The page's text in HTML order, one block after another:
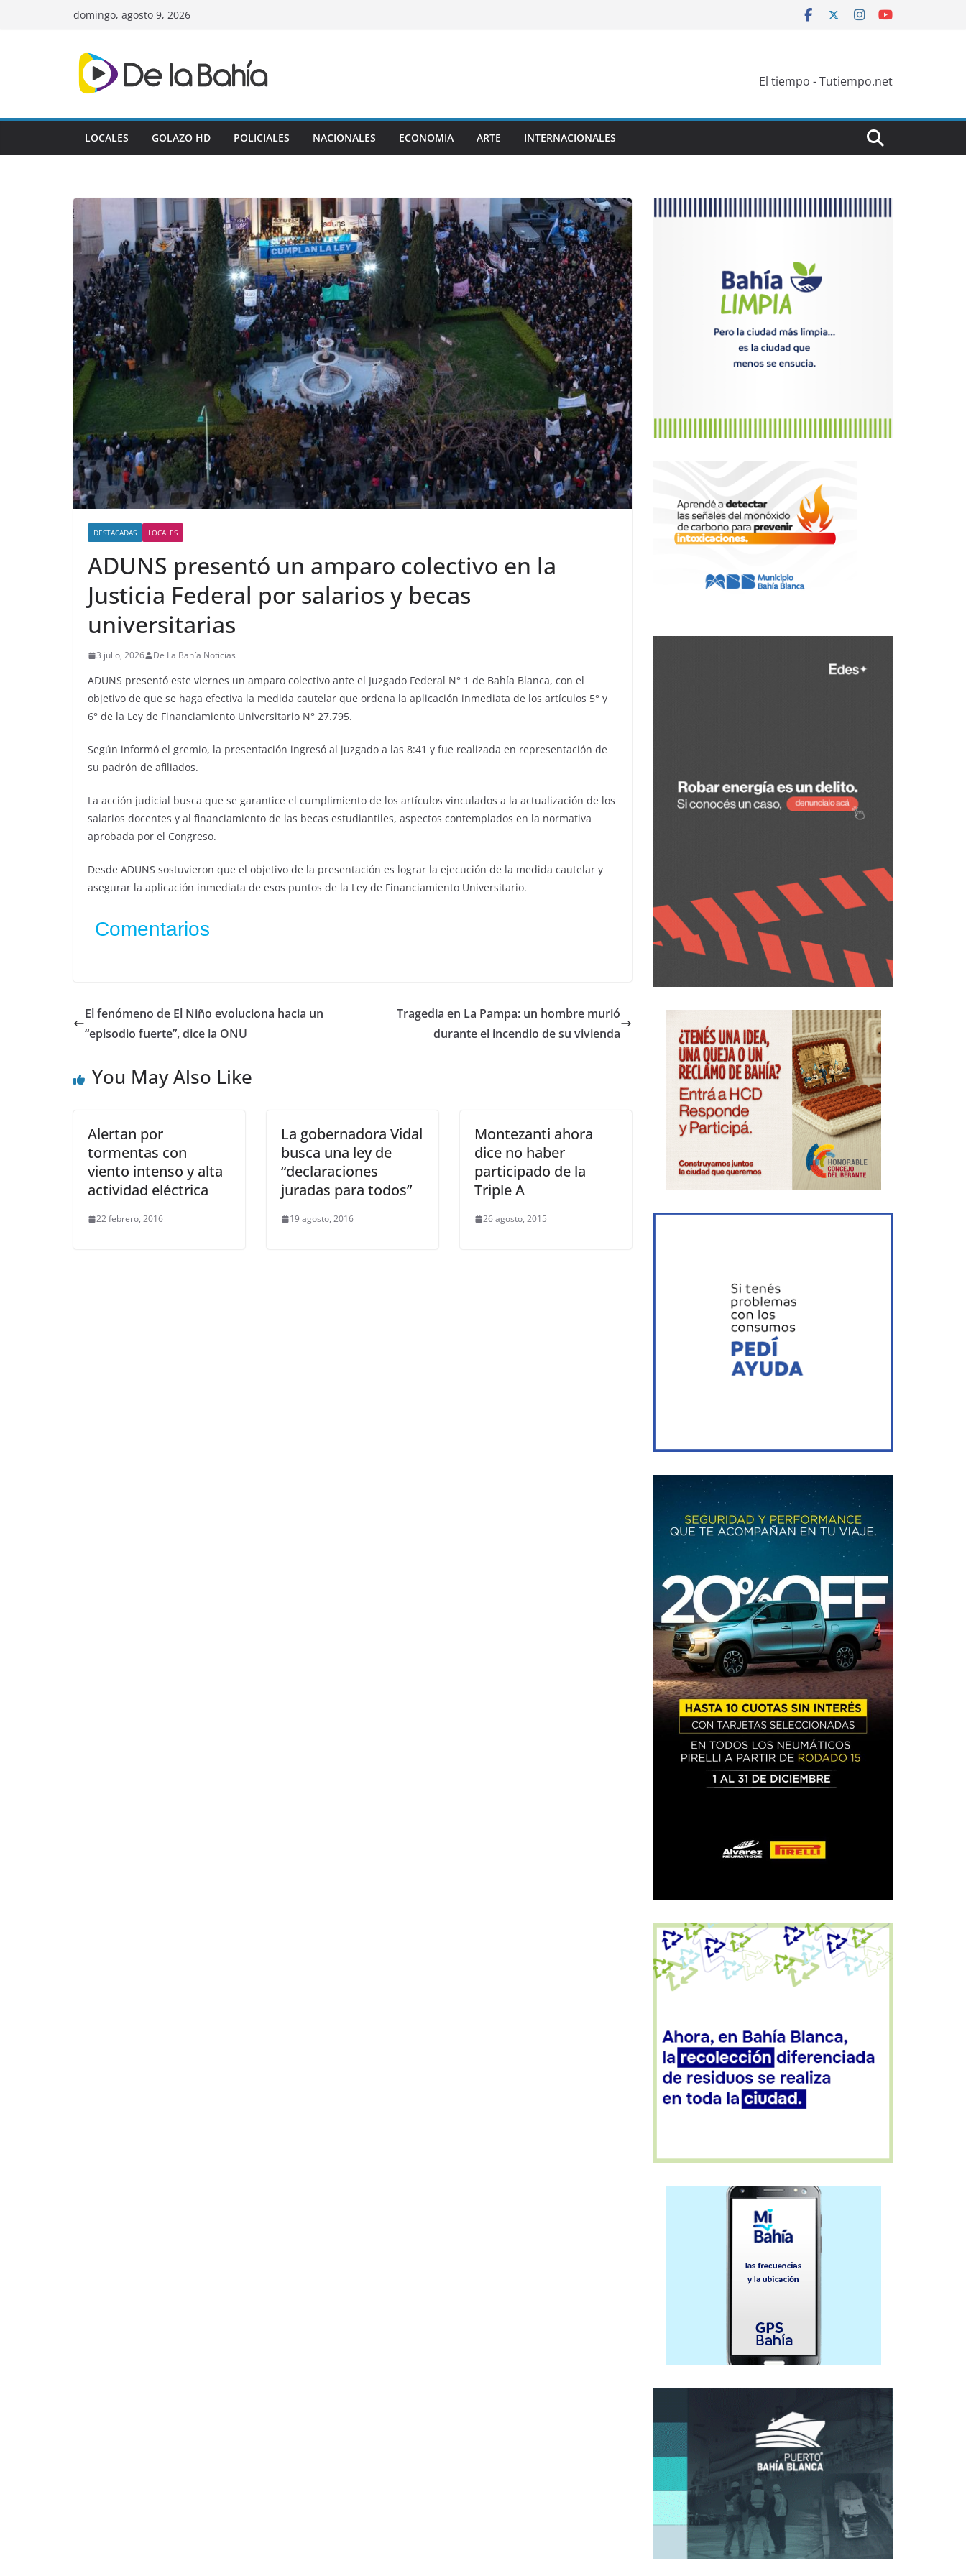
domingo, agosto 9, 2026
El tiempo - Tutiempo.net
LOCALES GOLAZO HD POLICIALES NACIONALES ECONOMIA ARTE INTERNACIONALES
DESTACADAS LOCALES
ADUNS presentó un amparo colectivo en la
Justicia Federal por salarios y becas
universitarias
3 julio, 2026 De La Bahía Noticias
ADUNS presentó este viernes un amparo colectivo ante el Juzgado Federal N° 1 de Bahía Blanca, con el
objetivo de que se haga efectiva la medida cautelar que ordena la aplicación inmediata de los artículos 5° y
6° de la Ley de Financiamiento Universitario N° 27.795.
Según informó el gremio, la presentación ingresó al juzgado a las 8:41 y fue realizada en representación de
su padrón de afiliados.
La acción judicial busca que se garantice el cumplimiento de los artículos vinculados a la actualización de los
salarios docentes y al financiamiento de las becas estudiantiles, aspectos contemplados en la normativa
aprobada por el Congreso.
Desde ADUNS sostuvieron que el objetivo de la presentación es lograr la ejecución de la medida cautelar y
asegurar la aplicación inmediata de esos puntos de la Ley de Financiamiento Universitario.
Comentarios
El fenómeno de El Niño evoluciona hacia un
“episodio fuerte”, dice la ONU
Tragedia en La Pampa: un hombre murió
durante el incendio de su vivienda
You May Also Like
Alertan por
tormentas con
viento intenso y alta
actividad eléctrica
22 febrero, 2016
La gobernadora Vidal
busca una ley de
“declaraciones
juradas para todos”
19 agosto, 2016
Montezanti ahora
dice no haber
participado de la
Triple A
26 agosto, 2015